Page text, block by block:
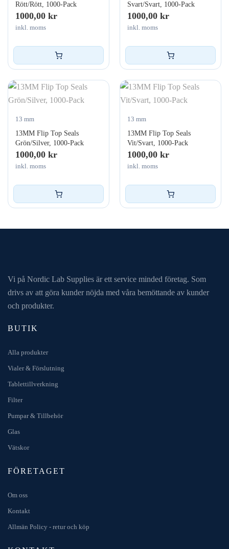
Rött/Rött, 1000-Pack
1000,00 kr
inkl. moms
Svart/Svart, 1000-Pack
1000,00 kr
inkl. moms
13 mm
13MM Flip Top Seals
Grön/Silver, 1000-Pack
1000,00 kr
inkl. moms
13 mm
13MM Flip Top Seals
Vit/Svart, 1000-Pack
1000,00 kr
inkl. moms
Vi på Nordic Lab Supplies är ett service minded företag. Som
drivs av att göra kunder nöjda med våra bemöttande av kunder
och produkter.
BUTIK
Alla produkter
Vialer & Förslutning
Tablettillverkning
Filter
Pumpar & Tillbehör
Glas
Vätskor
FÖRETAGET
Om oss
Kontakt
Allmän Policy - retur och köp